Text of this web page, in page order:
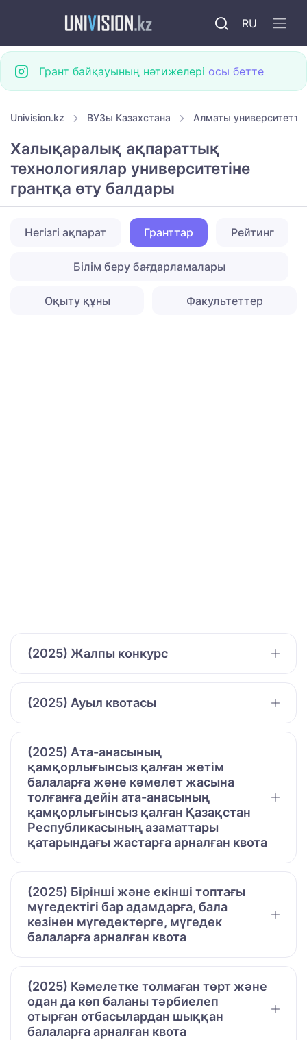
RU
Грант байқауының нәтижелері осы бетте
Univision.kz ВУЗы Казахстана Алматы
Халықаралық ақпараттық
технологиялар университетіне
грантқа өту балдары
Негізгі ақпарат Гранттар Рейтинг
Білім беру бағдарламалары
Оқыту құны Факультеттер
(2025) Жалпы конкурс
(2025) Ауыл квотасы
(2025) Ата-анасының
қамқорлығынсыз қалған жетім
балаларға және кәмелет жасына
толғанға дейін ата-анасының
қамқорлығынсыз қалған Қазақстан
Республикасының азаматтары
қатарындағы жастарға арналған квота
(2025) Бірінші және екінші топтағы
мүгедектігі бар адамдарға, бала
кезінен мүгедектерге, мүгедек
балаларға арналған квота
(2025) Кәмелетке толмаған төрт және
одан да көп баланы тәрбиелеп
отырған отбасылардан шыққан
балаларға арналған квота